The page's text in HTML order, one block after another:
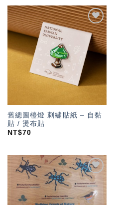
加入
「願
望輕
單」
舊總圖檯燈 刺繡貼紙 – 自黏
貼 / 燙布貼
NT$70
加入
「願
望輕
單」